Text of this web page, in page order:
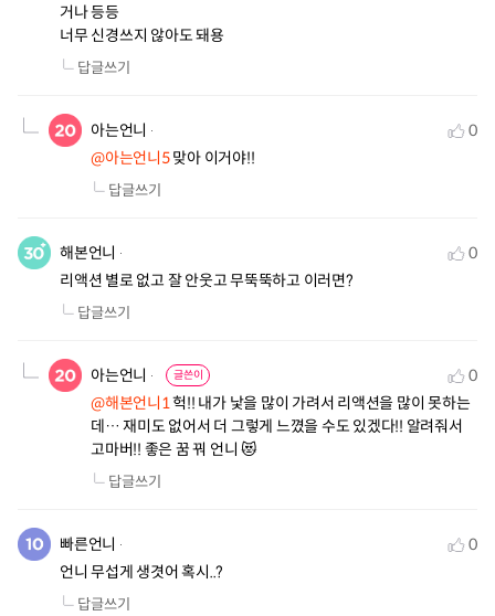
거나 등등
너무 신경쓰지 않아도 돼용
답글쓰기
아는언니
0
@아는언니5 맞아 이거야!!
답글쓰기
해본언니
0
리액션 별로 없고 잘 안웃고 무뚝뚝하고 이러면?
답글쓰기
아는언니 글쓴이
0
@해본언니1 헉!! 내가 낯을 많이 가려서 리액션을 많이 못하는
데… 재미도 없어서 더 그렇게 느꼈을 수도 있겠다!! 알려줘서
고마버!! 좋은 꿈 꿔 언니 😻
답글쓰기
빠른언니
0
언니 무섭게 생겻어 혹시..?
답글쓰기